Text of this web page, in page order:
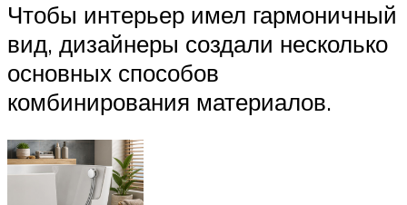
Чтобы интерьер имел гармоничный
вид, дизайнеры создали несколько
основных способов
комбинирования материалов.